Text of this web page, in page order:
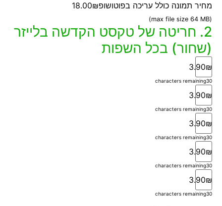
מחיר תמונה כולל עריכה בפוטושופ18.00₪
(max file size 64 MB)
2. חריטה של טקסט הקדשה בלייזר
(שחור) בכל השפות
3.90₪
30
characters remaining
3.90₪
30
characters remaining
3.90₪
30
characters remaining
3.90₪
30
characters remaining
3.90₪
30
characters remaining